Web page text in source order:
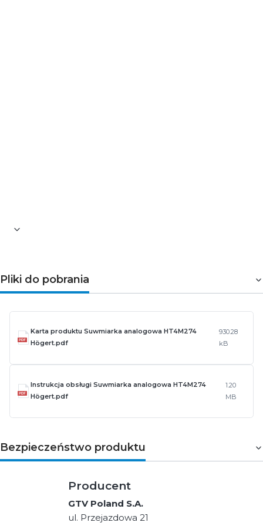
Pliki do pobrania
Karta produktu Suwmiarka analogowa HT4M274
Högert.pdf
930.28
kB
Instrukcja obsługi Suwmiarka analogowa HT4M274
Högert.pdf
1.20
MB
Bezpieczeństwo produktu
Producent
GTV Poland S.A.
ul. Przejazdowa 21